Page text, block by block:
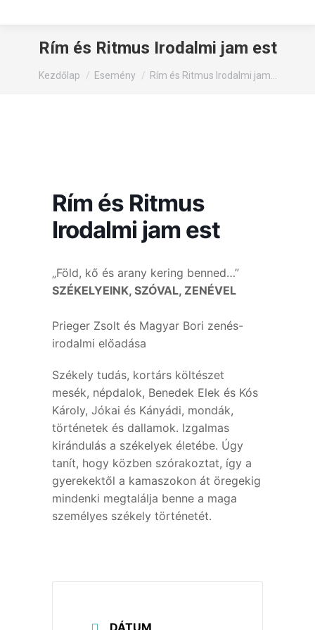
Rím és Ritmus Irodalmi jam est
You are here:
Kezdőlap Esemény Rím és Ritmus Irodalmi jam…
Rím és Ritmus
Irodalmi jam est
„Föld, kő és arany kering benned…”
SZÉKELYEINK, SZÓVAL, ZENÉVEL
Prieger Zsolt és Magyar Bori zenés-
irodalmi előadása
Székely tudás, kortárs költészet
mesék, népdalok, Benedek Elek és Kós
Károly, Jókai és Kányádi, mondák,
történetek és dallamok. Izgalmas
kirándulás a székelyek életébe. Úgy
tanít, hogy közben szórakoztat, így a
gyerekektől a kamaszokon át öregekig
mindenki megtalálja benne a maga
személyes székely történetét.
DÁTUM